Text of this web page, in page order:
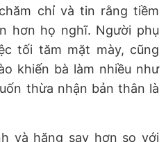
chỉ và tin rằng tiềm
hơn họ nghĩ. Người phụ
tối tăm mặt mày, cũng
khiến bà làm nhiều như
thừa nhận bản thân là
và hăng say hơn so với